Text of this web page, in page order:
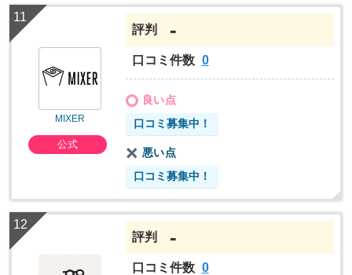
MIXER
公式
評判 -
口コミ件数 0
良い点
口コミ募集中！
悪い点
口コミ募集中！
評判 -
口コミ件数 0